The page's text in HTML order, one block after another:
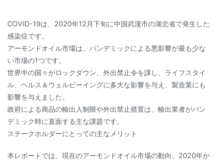
COVID-19は、2020年12月下旬に中国武漢市の湖北省で発生した
感染症です。
アーモンドオイル市場は、パンデミックによる悪影響が最も少な
い市場の1つです。
世界中の国々がロックダウン、外出禁止令を課し、ライフスタイ
ル、ヘルス＆ウェルビーイングに多大な影響を与え、製造業にも
影響を与えました。
政府による商品の輸出入制限や外出禁止措置は、輸出業者がパン
デミック時に直面する主な課題です。
ステークホルダーにとっての主なメリット
本レポートでは、現在のアーモンドオイル市場の動向、2020年か